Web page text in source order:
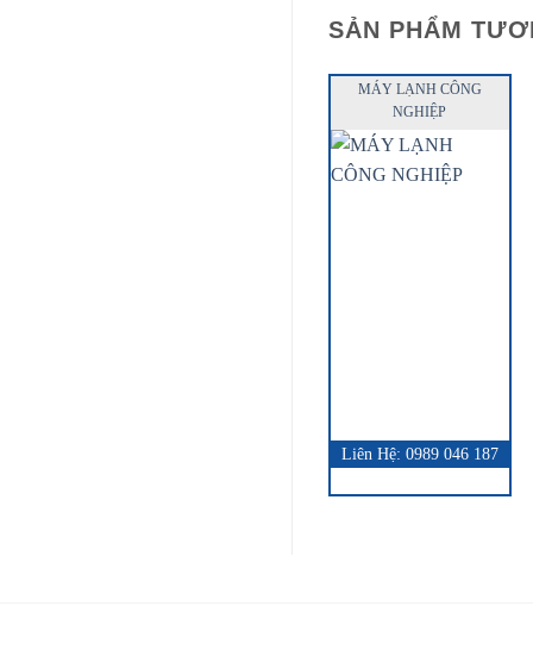
SẢN PHẨM
MÁY LẠNH CÔNG
NGHIỆP
Liên Hệ: 0989 046 187